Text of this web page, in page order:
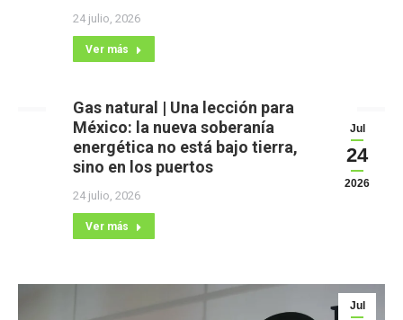
24 julio, 2026
Ver más
Jul
24
2026
Gas natural | Una lección para
México: la nueva soberanía
energética no está bajo tierra,
sino en los puertos
24 julio, 2026
Ver más
Jul